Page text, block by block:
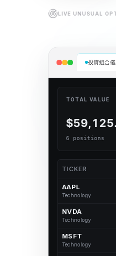
LIVE UNUSUAL
投資組合
TOTAL VALUE
6 positions
TICKER
AAPL
Technology
NVDA
Technology
MSFT
Technology